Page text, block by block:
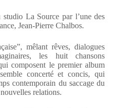
La Source par l’une des
Jean-Pierre Chalbos.
mêlant rêves, dialogues
les huit chansons
composent le premier album
concerté et concis, qui
contemporain du saccage du
relations.